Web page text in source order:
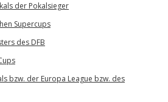
der Pokalsieger
Supercups
des DFB
bzw. der Europa League bzw. des